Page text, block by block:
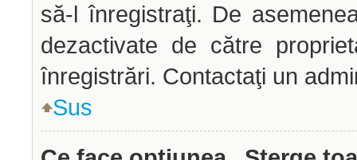
să-l înregistraţi. De
dezactivate de către
înregistrări. Contactaţi un
Sus